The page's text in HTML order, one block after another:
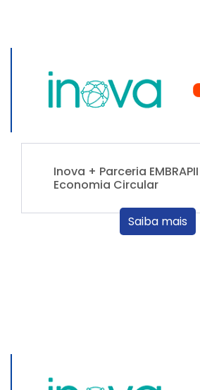
Inova + Parceria EMBRAPII
Economia Circular
Saiba mais